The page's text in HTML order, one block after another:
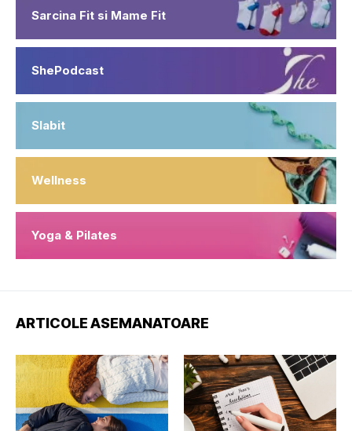
Sarcina Fit si Mame Fit
ShePodcast
Slabit
Wellness
Yoga & Pilates
ARTICOLE ASEMANATOARE